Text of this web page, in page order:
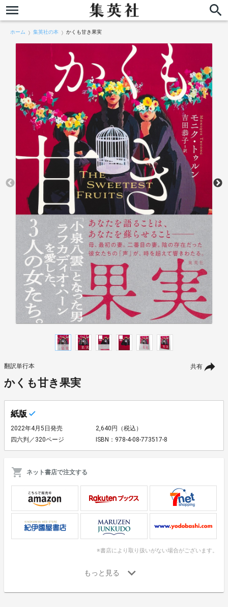
ホーム 集英社の本 かくも甘き果実
共有
翻訳単行本
かくも甘き果実
紙版
2022年4月5日発売
2,640円（税込）
四六判／320ページ
ISBN：978-4-08-773517-8
ネット書店で注文する
※書店により取り扱いがない場合がございます。